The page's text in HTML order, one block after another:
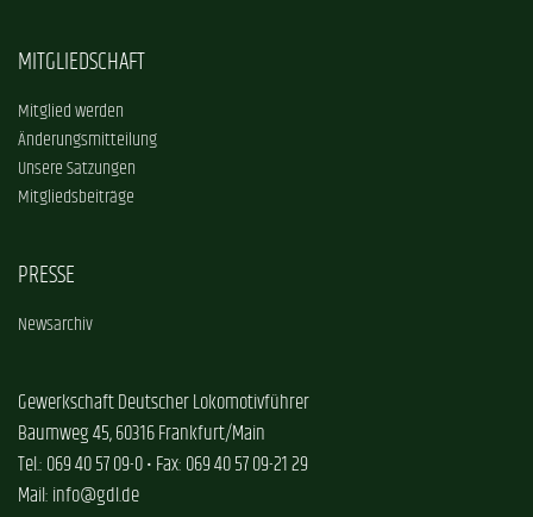
MITGLIEDSCHAFT
Mitglied werden
Änderungsmitteilung
Unsere Satzungen
Mitgliedsbeiträge
PRESSE
Newsarchiv
Gewerkschaft Deutscher Lokomotivführer
Baumweg 45, 60316 Frankfurt/Main
Tel.: 069 40 57 09-0 • Fax: 069 40 57 09-21 29
Mail: info@gdl.de